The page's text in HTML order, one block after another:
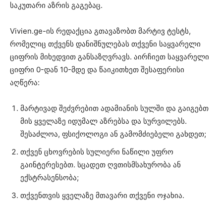
საკუთარი აზრის გაგებაც.
Vivien.ge-ის რედაქცია გთავაზობთ მარტივ ტესტს,
რომელიც თქვენს დანიშნულებას თქვენი საყვარელი
ციფრის მიხედვით განსაზღვრავს. აირჩიეთ საყვარელი
ციფრი 0-დან 10-მდე და წაიკითხეთ შესაფერისი
აღწერა:
მარტივად შეძვრებით ადამიანის სულში და გაიგებთ
მის ყველაზე იდუმალ აზრებსა და სურვილებს.
შესაძლოა, ფსიქოლოგი ან გამომძიებელი გახდეთ;
თქვენ ცხოვრების სულიერი ნაწილი უფრო
გაინტერესებთ. სცადეთ ღვთისმსახურობა ან
ექსტრასენსობა;
თქვენთვის ყველაზე მთავარი თქვენი ოჯახია.